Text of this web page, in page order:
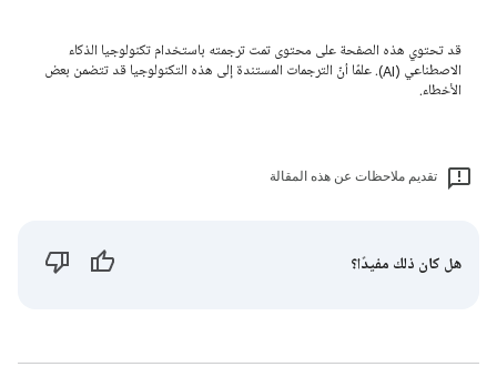
قد تحتوي هذه الصفحة على محتوى تمت ترجمته باستخدام تكنولوجيا الذكاء
الاصطناعي (AI). علمًا أنّ الترجمات المستندة إلى هذه التكنولوجيا قد تتضمن بعض
الأخطاء.
تقديم ملاحظات عن هذه المقالة
هل كان ذلك مفيدًا؟